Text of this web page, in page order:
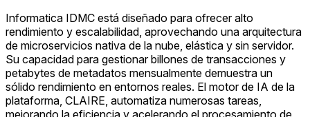
Informatica IDMC está diseñado para ofrecer alto
rendimiento y escalabilidad, aprovechando una arquitectura
de microservicios nativa de la nube, elástica y sin servidor.
Su capacidad para gestionar billones de transacciones y
petabytes de metadatos mensualmente demuestra un
sólido rendimiento en entornos reales. El motor de IA de la
plataforma, CLAIRE, automatiza numerosas tareas,
mejorando la eficiencia y acelerando el procesamiento de